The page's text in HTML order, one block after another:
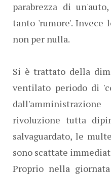
parabrezza di
tanto 'rumore'. Invece
non per nulla.
Si è trattato della
ventilato periodo di
rivoluzione tutta
salvaguardato, le
sono scattate
Proprio nella